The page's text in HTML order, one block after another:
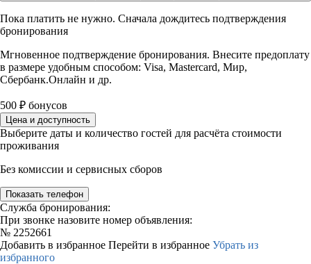
Пока платить не нужно. Сначала дождитесь подтверждения
бронирования
Мгновенное подтверждение бронирования. Внесите предоплату
в размере удобным способом: Visa, Mastercard, Мир,
Сбербанк.Онлайн и др.
500 ₽ бонусов
Цена и доступность
Выберите даты и количество гостей для расчёта стоимости
проживания
Без комиссии и сервисных сборов
Показать телефон
Служба бронирования:
При звонке назовите номер объявления:
№ 2252661
Добавить в избранное Перейти в избранное Убрать из
избранного